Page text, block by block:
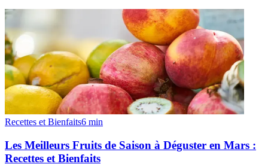
Recettes et Bienfaits6 min
Les Meilleurs Fruits de Saison à Déguster en Mars :
Recettes et Bienfaits